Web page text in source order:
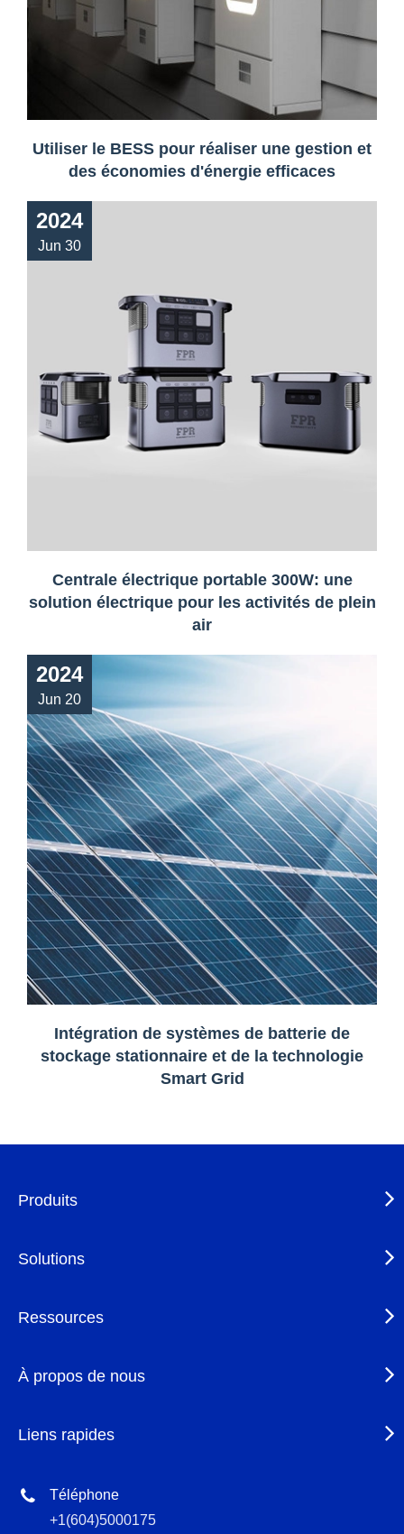
Utiliser le BESS pour réaliser une gestion et
des économies d'énergie efficaces
2024
Jun 30
Centrale électrique portable 300W: une
solution électrique pour les activités de plein
air
2024
Jun 20
Intégration de systèmes de batterie de
stockage stationnaire et de la technologie
Smart Grid
Produits
Solutions
Ressources
À propos de nous
Liens rapides
Téléphone
+1(604)5000175